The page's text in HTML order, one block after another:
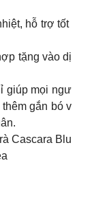
hỗ trợ tốt
tặng vào dị
giúp mọi ngư
gắn bó v
Cascara Blu